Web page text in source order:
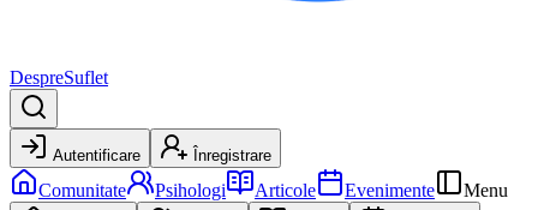
DespreSuflet
Autentificare Înregistrare
Comunitate Psihologi Articole Evenimente Menu